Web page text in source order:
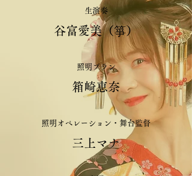
生演奏
谷富愛美（箏）
照明プラン
箱崎恵奈​​​​
照明オペレーション・舞台監督
三上マナ